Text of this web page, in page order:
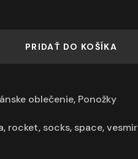
PRIDAŤ DO KOŠÍKA
oblečenie, Ponožky
, rocket, socks, space,vesmir